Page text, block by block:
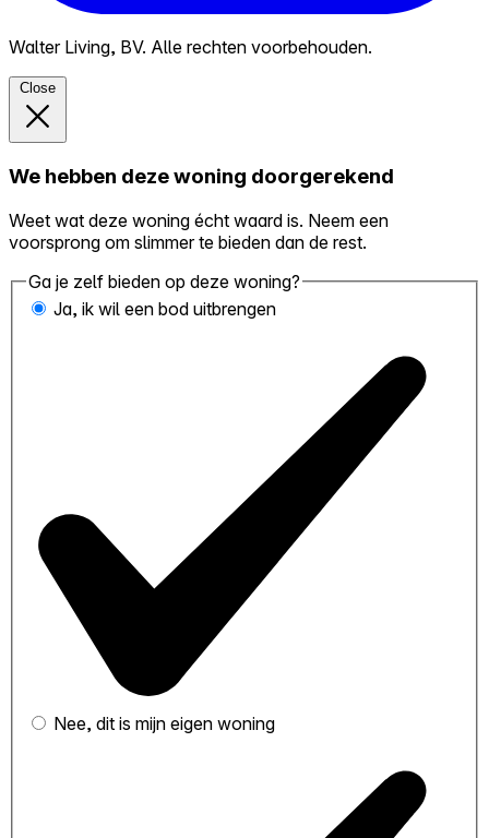
Walter Living, BV. Alle rechten voorbehouden.
Close
We hebben deze woning doorgerekend
Weet wat deze woning écht waard is. Neem een
voorsprong om slimmer te bieden dan de rest.
Ga je zelf bieden op deze woning?
Ja, ik wil een bod uitbrengen
Nee, dit is mijn eigen woning